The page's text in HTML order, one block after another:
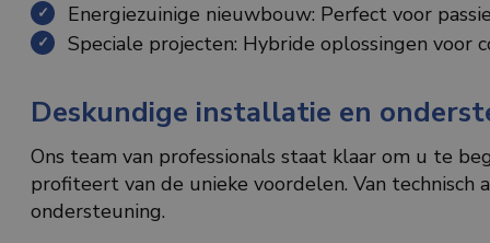
Energiezuinige nieuwbouw: Perfect voor
Speciale projecten: Hybride oplossingen voor
Deskundige installatie en
Ons team van professionals staat klaar om u te
profiteert van de unieke voordelen. Van
ondersteuning.